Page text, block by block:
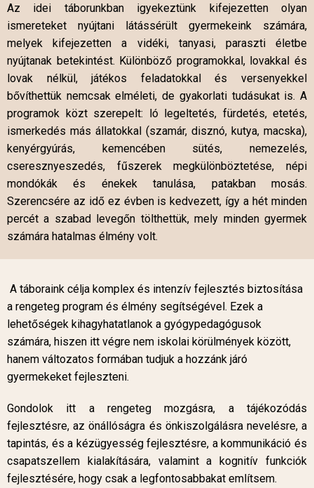
Az idei táborunkban igyekeztünk kifejezetten olyan
ismereteket nyújtani látássérült gyermekeink számára,
melyek kifejezetten a vidéki, tanyasi, paraszti életbe
nyújtanak betekintést. Különböző programokkal, lovakkal és
lovak nélkül, játékos feladatokkal és versenyekkel
bővíthettük nemcsak elméleti, de gyakorlati tudásukat is. A
programok közt szerepelt: ló legeltetés, fürdetés, etetés,
ismerkedés más állatokkal (szamár, disznó, kutya, macska),
kenyérgyúrás, kemencében sütés, nemezelés,
cseresznyeszedés, fűszerek megkülönböztetése, népi
mondókák és énekek tanulása, patakban mosás.
Szerencsére az idő ez évben is kedvezett, így a hét minden
percét a szabad levegőn tölthettük, mely minden gyermek
számára hatalmas élmény volt.
A táboraink célja komplex és intenzív fejlesztés biztosítása
a rengeteg program és élmény segítségével. Ezek a
lehetőségek kihagyhatatlanok a gyógypedagógusok
számára, hiszen itt végre nem iskolai körülmények között,
hanem változatos formában tudjuk a hozzánk járó
gyermekeket fejleszteni.
Gondolok itt a rengeteg mozgásra, a tájékozódás
fejlesztésre, az önállóságra és önkiszolgálásra nevelésre, a
tapintás, és a kézügyesség fejlesztésre, a kommunikáció és
csapatszellem kialakítására, valamint a kognitív funkciók
fejlesztésére, hogy csak a legfontosabbakat említsem.